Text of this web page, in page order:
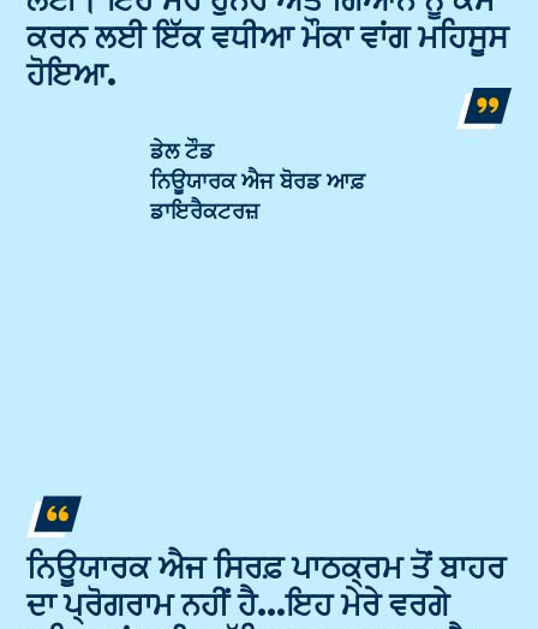
ਕਰਨ ਲਈ ਇੱਕ ਵਧੀਆ ਮੌਕਾ ਵਾਂਗ ਮਹਿਸੂਸ
ਹੋਇਆ.
ਡੇਲ ਟੌਡ
ਨਿਊਯਾਰਕ ਐਜ ਬੋਰਡ ਆਫ਼
ਡਾਇਰੈਕਟਰਜ਼
ਨਿਊਯਾਰਕ ਐਜ ਸਿਰਫ਼ ਪਾਠਕ੍ਰਮ ਤੋਂ ਬਾਹਰ
ਦਾ ਪ੍ਰੋਗਰਾਮ ਨਹੀਂ ਹੈ…ਇਹ ਮੇਰੇ ਵਰਗੇ